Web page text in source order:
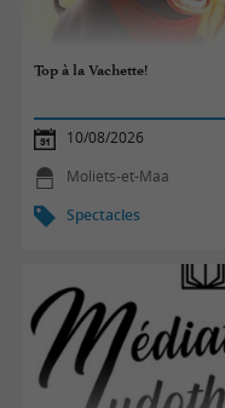
Top à la Vachette!
10/08/2026
Moliets-et-Maa
Spectacles